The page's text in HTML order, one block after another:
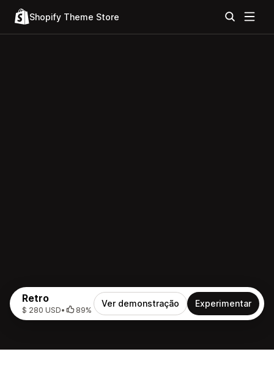
Shopify Theme Store
Retro
$ 280 USD• 89%
Ver demonstração Experimentar